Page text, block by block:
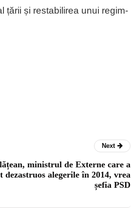
țării și restabilirea unui regim-
Next
ministrul de Externe care a
dezastruos alegerile în 2014, vrea
șefia PSD